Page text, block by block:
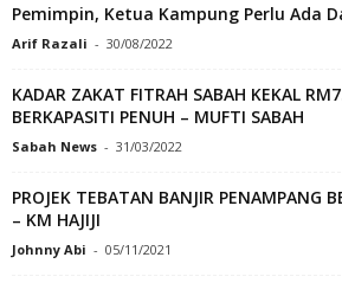
Pemimpin, Ketua Kampung Perlu Ada
Arif Razali - 30/08/2022
KADAR ZAKAT FITRAH SABAH KEKAL
BERKAPASITI PENUH – MUFTI SABAH
Sabah News - 31/03/2022
PROJEK TEBATAN BANJIR PENAMPANG
– KM HAJIJI
Johnny Abi - 05/11/2021